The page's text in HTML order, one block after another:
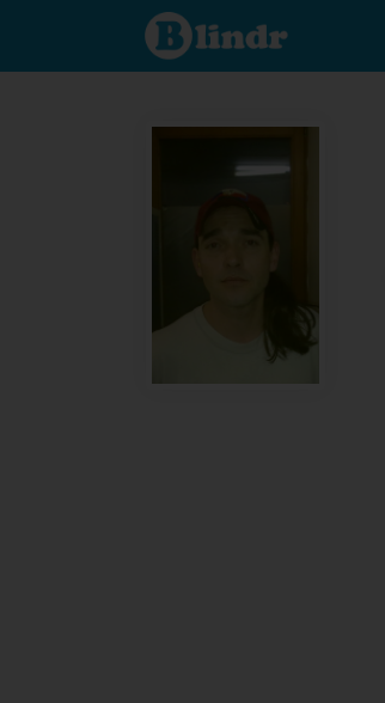
Spoznaj čo je
pod maskou.
Zoznamovacia